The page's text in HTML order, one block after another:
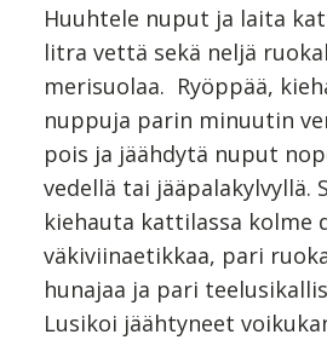
Huuhtele nuput ja laita
litra vettä sekä neljä
merisuolaa. Ryöppää,
nuppuja parin minuutin
pois ja jäähdytä nuput
vedellä tai jääpalakylvyllä.
kiehauta kattilassa kolme
väkiviinaetikkaa, pari
hunajaa ja pari
Lusikoi jäähtyneet